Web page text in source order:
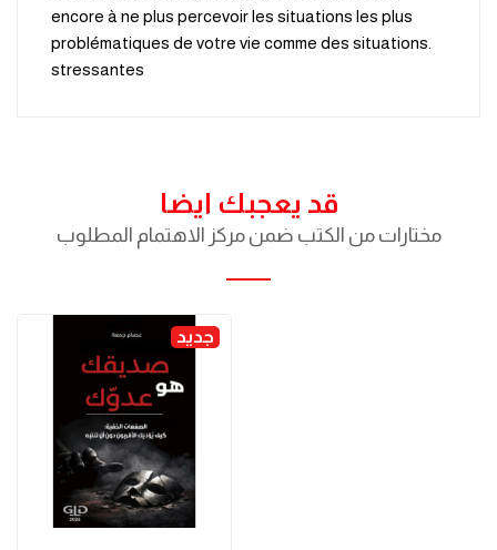
encore à ne plus percevoir les situations les plus
.problématiques de votre vie comme des situations
stressantes
قد يعجبك ايضا
مختارات من الكتب ضمن مركز الاهتمام المطلوب
جديد